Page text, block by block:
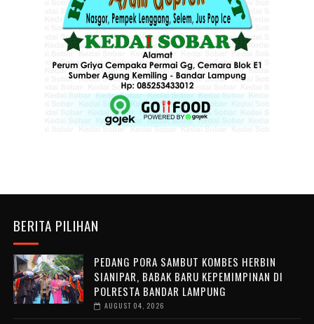
BERITA PILIHAN
PEDANG PORA SAMBUT KOMBES HERBIN
SIANIPAR, BABAK BARU KEPEMIMPINAN DI
POLRESTA BANDAR LAMPUNG
AUGUST 04, 2026